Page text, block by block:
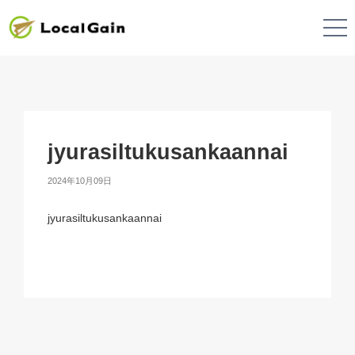
jyurasiltukusankaannai
2024年10月09日
jyurasiltukusankaannai